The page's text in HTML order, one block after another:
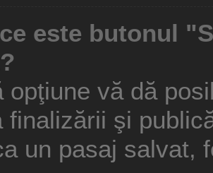
este butonul
opţiune vă dă
finalizării şi
un pasaj salvat,